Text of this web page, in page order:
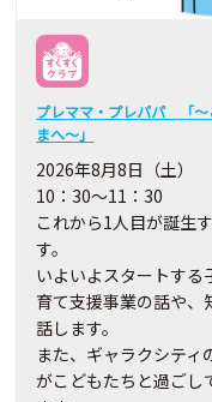
プレママ・プレパパ 「～
まへ～」
2026年8月8日（土）
10：30～11：30
これから1人目が誕生
す。
いよいよスタートする
育て支援事業の話や
話します。
また、ギャラクシティ
がこどもたちと過ごし